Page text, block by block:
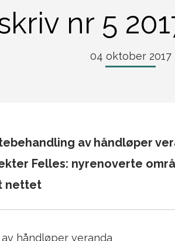
nr 5
04 oktober 2017
av håndløper
Felles: nyrenoverte
nettet
håndløper veranda